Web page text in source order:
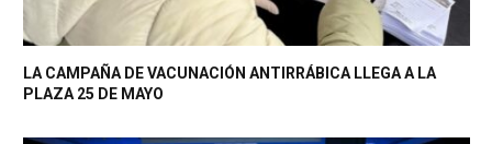
LA CAMPAÑA DE VACUNACIÓN ANTIRRÁBICA LLEGA A LA
PLAZA 25 DE MAYO